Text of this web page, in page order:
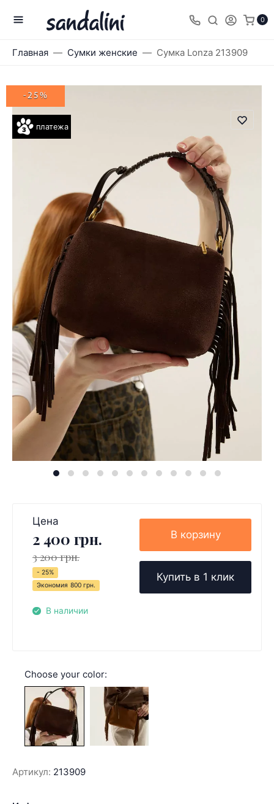
0
Главная Сумки женские Сумка Lonza 213909
платежа
-25%
Цена
2 400 грн.
3 200 грн.
- 25%
Экономия 800 грн.
В наличии
В корзину
Купить в 1 клик
Choose your color:
Артикул: 213909